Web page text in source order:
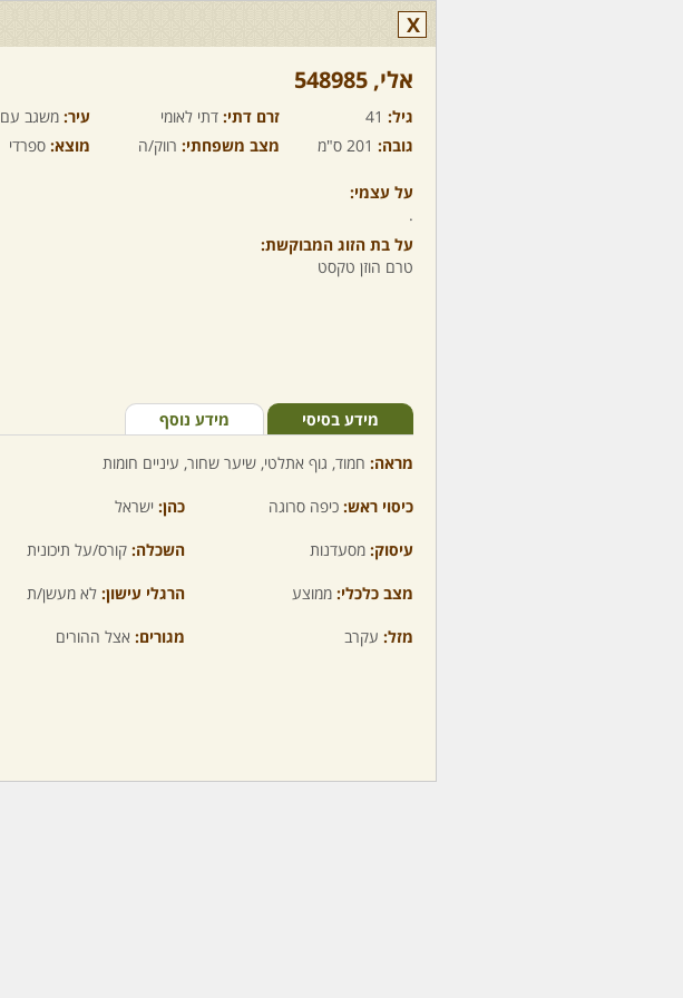
X
אלי,‏ 548985
גיל: 41 זרם דתי: דתי לאומי עיר: משגב עם
גובה: 201 ס"מ מצב משפחתי: רווק/ה מוצא: ספרדי
על עצמי:
.
על בת הזוג המבוקשת:
טרם הוזן טקסט
מידע בסיסי מידע נוסף
מראה: חמוד, גוף אתלטי, שיער שחור, עיניים חומות
כיסוי ראש: כיפה סרוגה כהן: ישראל
עיסוק: מסעדנות השכלה: קורס/על תיכונית
מצב כלכלי: ממוצע הרגלי עישון: לא מעשן/ת
מזל: עקרב מגורים: אצל ההורים